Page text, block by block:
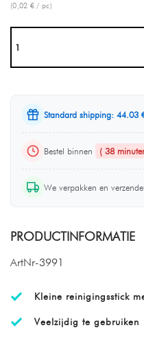
(0,02 € / pc)
Standard shipping: 44.03
Bestel binnen ( 38
We verpakken en
PRODUCTINFORMATIE
ArtNr-3991
Kleine reinigingsstick
Veelzijdig te gebruiken